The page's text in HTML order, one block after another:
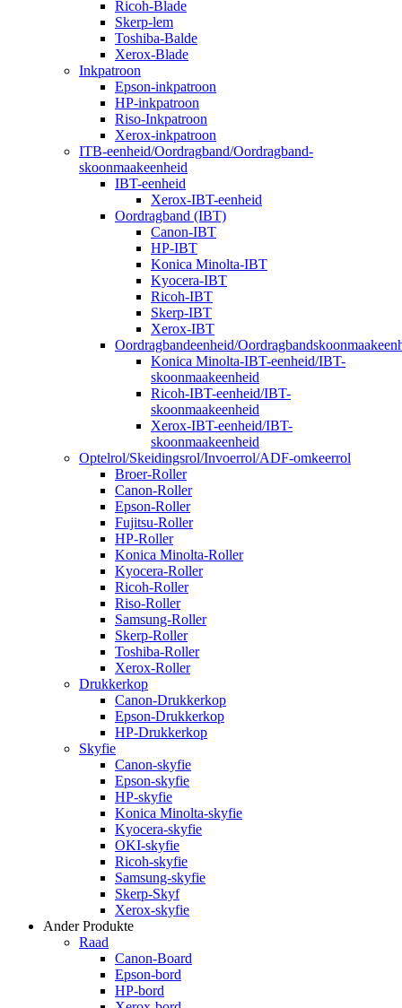
Ricoh-Blade
Skerp-lem
Toshiba-Balde
Xerox-Blade
Inkpatroon
Epson-inkpatroon
HP-inkpatroon
Riso-Inkpatroon
Xerox-inkpatroon
ITB-eenheid/Oordragband/Oordragband-
skoonmaakeenheid
IBT-eenheid
Xerox-IBT-eenheid
Oordragband (IBT)
Canon-IBT
HP-IBT
Konica Minolta-IBT
Kyocera-IBT
Ricoh-IBT
Skerp-IBT
Xerox-IBT
Oordragbandeenheid/
Konica Minolta-IBT-eenheid/IBT-
skoonmaakeenheid
Ricoh-IBT-eenheid/IBT-
skoonmaakeenheid
Xerox-IBT-eenheid/IBT-
skoonmaakeenheid
Optelrol/Skeidingsrol/Invoerrol/ADF-omkeerrol
Broer-Roller
Canon-Roller
Epson-Roller
Fujitsu-Roller
HP-Roller
Konica Minolta-Roller
Kyocera-Roller
Ricoh-Roller
Riso-Roller
Samsung-Roller
Skerp-Roller
Toshiba-Roller
Xerox-Roller
Drukkerkop
Canon-Drukkerkop
Epson-Drukkerkop
HP-Drukkerkop
Skyfie
Canon-skyfie
Epson-skyfie
HP-skyfie
Konica Minolta-skyfie
Kyocera-skyfie
OKI-skyfie
Ricoh-skyfie
Samsung-skyfie
Skerp-Skyf
Xerox-skyfie
Ander Produkte
Raad
Canon-Board
Epson-bord
HP-bord